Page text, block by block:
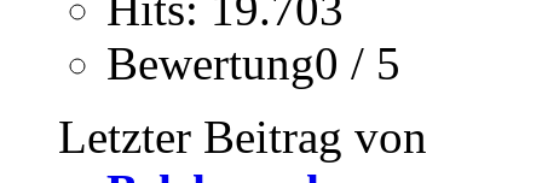
Bewertung0 / 5
Letzter Beitrag von